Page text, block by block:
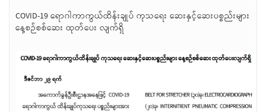
COVID-19 ရောဂါကာကွယ်ထိန်းချုပ် ကုသရေး ဆေးနှင့်ဆေးပစ္စည်းများ
နေ့စဉ်စစ်ဆေး ထုတ်ပေး လျက်ရှိ